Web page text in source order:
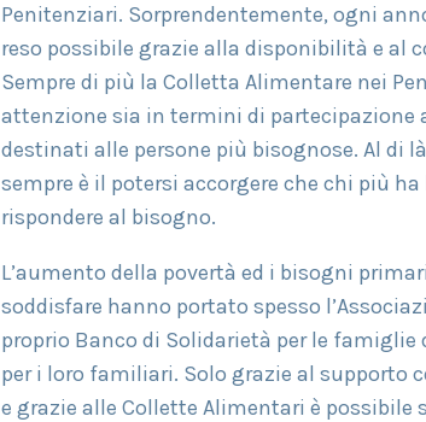
Penitenziari. Sorprendentemente, ogni
reso possibile grazie alla disponibilità e al
Sempre di più la Colletta Alimentare nei
attenzione sia in termini di
destinati alle persone più bisognose. Al di
sempre è il potersi accorgere che chi più
rispondere al bisogno.
L’aumento della povertà ed i bisogni
soddisfare hanno portato spesso
proprio Banco di Solidarietà per le famiglie
per i loro familiari. Solo grazie al supporto
e grazie alle Collette Alimentari è possibile